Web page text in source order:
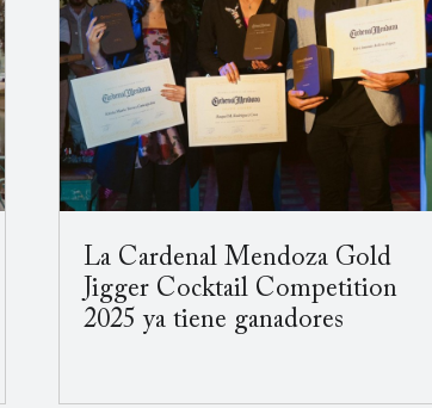
La Cardenal Mendoza Gold
Jigger Cocktail Competition
2025 ya tiene ganadores